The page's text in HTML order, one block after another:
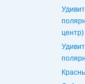
центр)